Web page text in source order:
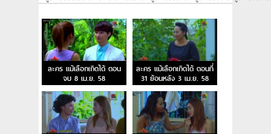
ละคร แม้เลือกเกิดได้ ตอน
จบ 8 เม.ย. 58
ละคร แม้เลือกเกิดได้ ตอนที่
31 ย้อนหลัง 3 เม.ย. 58